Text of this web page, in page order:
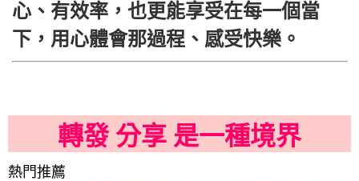
心、有效率，也更能享受在每一個當
下，用心體會那過程、感受快樂。
轉發 分享 是一種境界
熱門推薦